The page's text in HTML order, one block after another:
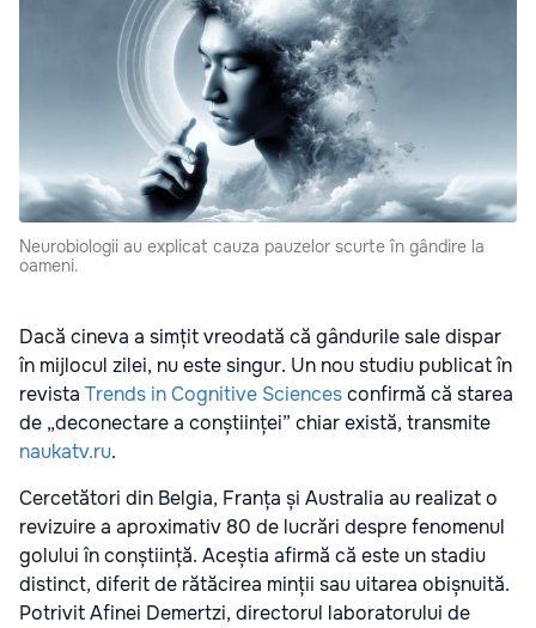
Neurobiologii au explicat cauza pauzelor scurte în gândire la
oameni.
Dacă cineva a simțit vreodată că gândurile sale dispar
în mijlocul zilei, nu este singur. Un nou studiu publicat în
revista Trends in Cognitive Sciencesconfirmă că starea
de „deconectare a conștiinței” chiar există, transmite
naukatv.ru.
Cercetători din Belgia, Franța și Australia au realizat o
revizuire a aproximativ 80 de lucrări despre fenomenul
golului în conștiință. Aceștia afirmă că este un stadiu
distinct, diferit de rătăcirea minții sau uitarea obișnuită.
Potrivit Afinei Demertzi, directorul laboratorului de